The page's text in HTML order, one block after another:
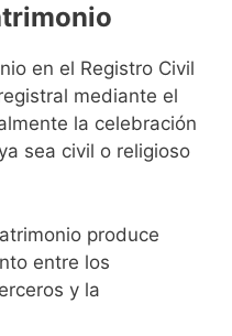
en el Registro Civil
mediante el
la celebración
sea civil o religioso
produce
entre los
y la